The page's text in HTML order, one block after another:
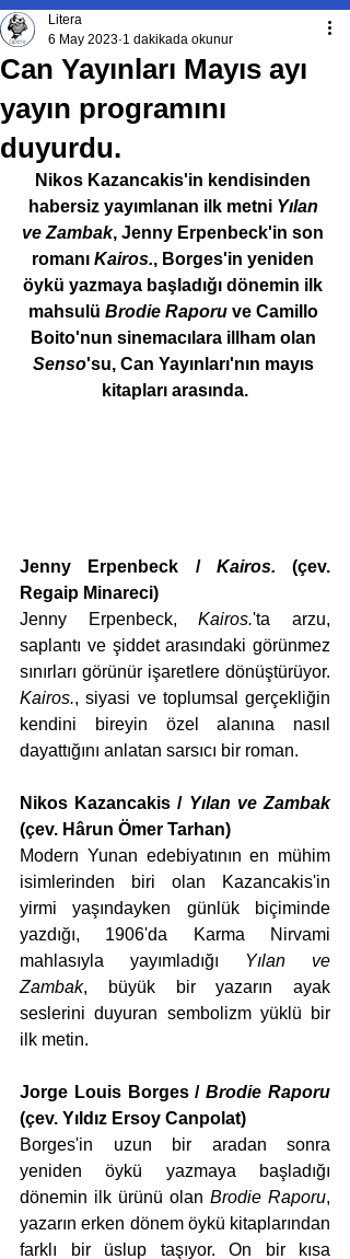
Can Yayınları Mayıs ayı
yayın programını
duyurdu.
Litera
6 May 2023 1 dakikada okunur
Nikos Kazancakis'in kendisinden
habersiz yayımlanan ilk metni Yılan
ve Zambak, Jenny Erpenbeck'in son
romanı Kairos., Borges'in yeniden
öykü yazmaya başladığı dönemin ilk
mahsulü Brodie Raporu ve Camillo
Boito'nun sinemacılara illham olan
Senso'su, Can Yayınları'nın mayıs
kitapları arasında.
Jenny Erpenbeck / Kairos. (çev.
Regaip Minareci)
Jenny Erpenbeck, Kairos.'ta arzu,
saplantı ve şiddet arasındaki görünmez
Kairos., siyasi ve toplumsal gerçekliğin
kendini bireyin özel alanına nasıl
dayattığını anlatan sarsıcı bir roman.
Nikos Kazancakis / Yılan ve Zambak
(çev. Hârun Ömer Tarhan)
Modern Yunan edebiyatının en mühim
isimlerinden biri olan Kazancakis'in
yirmi yaşındayken günlük biçiminde
yazdığı, 1906'da Karma Nirvami
mahlasıyla yayımladığı Yılan ve
Zambak, büyük bir yazarın ayak
seslerini duyuran sembolizm yüklü bir
ilk metin.
Jorge Louis Borges / Brodie Raporu
(çev. Yıldız Ersoy Canpolat)
Borges'in uzun bir aradan sonra
yeniden öykü yazmaya başladığı
dönemin ilk ürünü olan Brodie Raporu,
yazarın erken dönem öykü kitaplarından
farklı bir üslup taşıyor. On bir kısa